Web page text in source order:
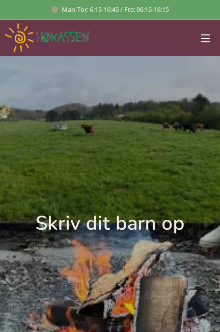
Man-Tor: 6:15-16:45 / Fre: 06:15-16:15
Skriv dit barn op